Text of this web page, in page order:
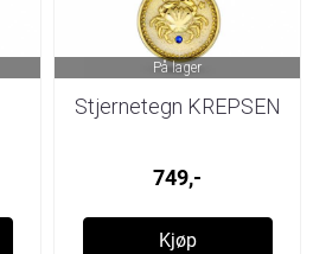
På lager
Stjernetegn KREPSEN
749,-
Kjøp